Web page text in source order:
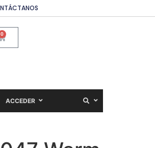
0
ACCEDER